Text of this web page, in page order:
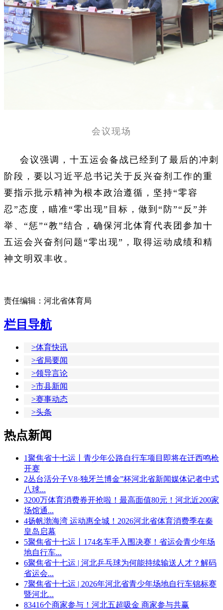
会议现场
会议强调，十五运会备战已经到了最后的冲刺
阶段，要以习近平总书记关于反兴奋剂工作的重
要指示批示精神为根本政治遵循，坚持“零容
忍”态度，瞄准“零出现”目标，做到“防”“反”并
举、“惩”“教”结合，确保河北体育代表团参加十
五运会兴奋剂问题“零出现”，取得运动成绩和精
神文明双丰收。
责任编辑：河北省体育局
栏目导航
>体育快讯
>省局要闻
>领导言论
>市县新闻
>赛事动态
>头条
热点新闻
1聚焦省十七运丨青少年公路自行车项目即将在迁西鸣枪
开赛
2丛台活分子V8·独牙兰博金”杯河北省新闻媒体记者中式
八球...
3200万体育消费券开抢啦！最高面值80元！河北近200家
场馆通...
4扬帆渤海湾 运动惠全城！2026河北省体育消费季在秦
皇岛启幕
5聚焦省十七运丨174名车手入围决赛！省运会青少年场
地自行车...
6聚焦省十七运 | 河北乒乓球为何能持续输送人才？解码
省运会...
7聚焦省十七运 | 2026年河北省青少年场地自行车锦标赛
暨河北...
83416个商家参与！河北五超吸金 商家参与共赢